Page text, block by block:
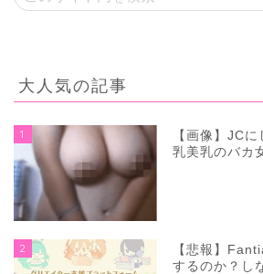
大人気の記事
1
【画像】JC
乳美乳のバカ
2
【悲報】
するのか？し